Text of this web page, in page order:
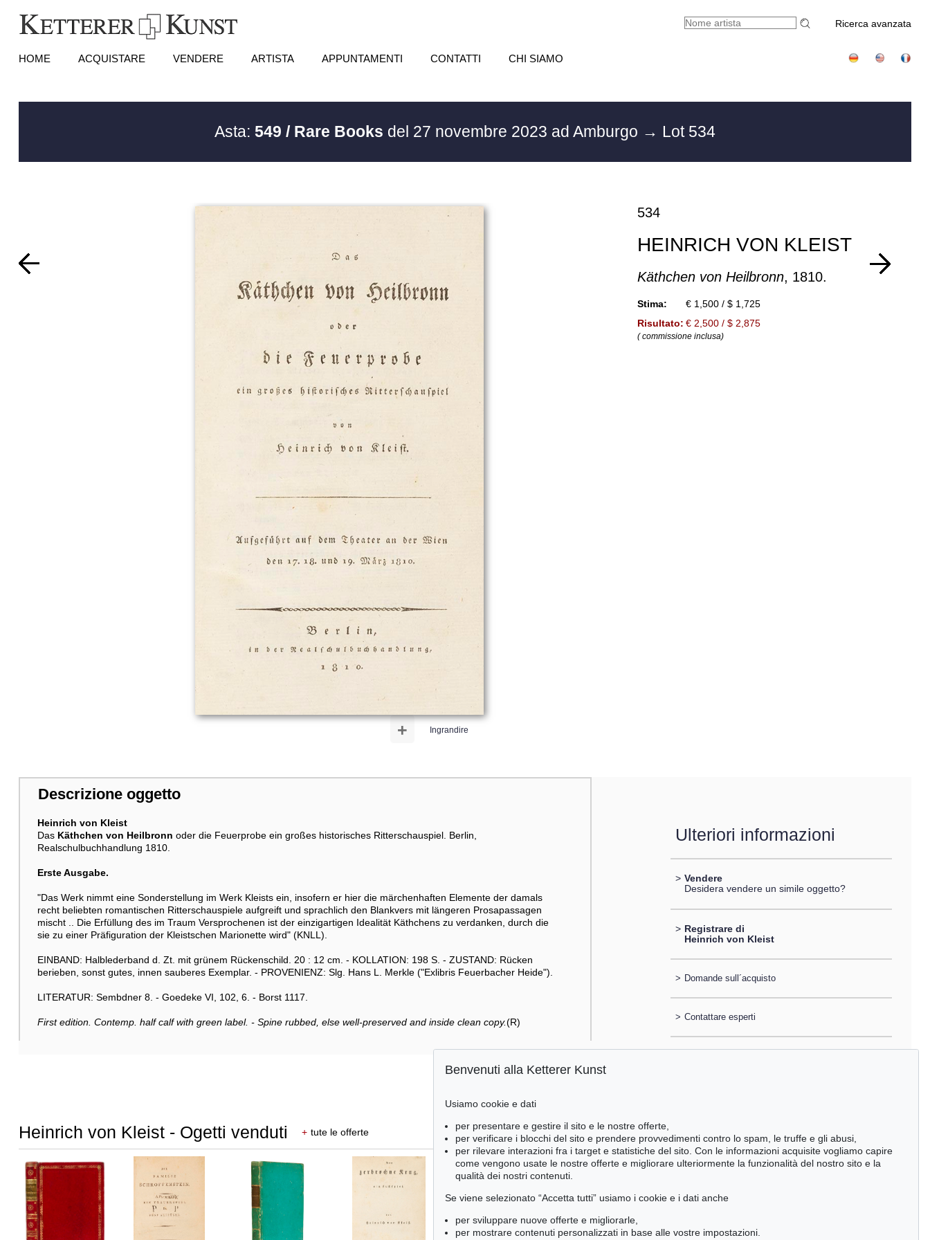
Ricerca avanzata
HOME ACQUISTARE VENDERE ARTISTA APPUNTAMENTI CONTATTI CHI SIAMO
Asta: 549 / Rare Books del 27 novembre 2023 ad Amburgo → Lot 534
Ingrandire
+
534
HEINRICH VON KLEIST
Käthchen von Heilbronn, 1810.
Stima:
€ 1,500 / $ 1,725
Risultato: € 2,500 / $ 2,875
( commissione inclusa)
Descrizione oggetto
Heinrich von Kleist
Das Käthchen von Heilbronn oder die Feuerprobe ein großes historisches Ritterschauspiel. Berlin,
Realschulbuchhandlung 1810.
Erste Ausgabe.
"Das Werk nimmt eine Sonderstellung im Werk Kleists ein, insofern er hier die märchenhaften Elemente der damals
recht beliebten romantischen Ritterschauspiele aufgreift und sprachlich den Blankvers mit längeren Prosapassagen
mischt .. Die Erfüllung des im Traum Versprochenen ist der einzigartigen Idealität Käthchens zu verdanken, durch die
sie zu einer Präfiguration der Kleistschen Marionette wird" (KNLL).
EINBAND: Halblederband d. Zt. mit grünem Rückenschild. 20 : 12 cm. - KOLLATION: 198 S. - ZUSTAND: Rücken
berieben, sonst gutes, innen sauberes Exemplar. - PROVENIENZ: Slg. Hans L. Merkle ("Exlibris Feuerbacher Heide").
LITERATUR: Sembdner 8. - Goedeke VI, 102, 6. - Borst 1117.
First edition. Contemp. half calf with green label. - Spine rubbed, else well-preserved and inside clean copy.(R)
Ulteriori informazioni
> Vendere
Desidera vendere un simile oggetto?
> Registrare di
Heinrich von Kleist
> Domande sull´acquisto
> Contattare esperti
Heinrich von Kleist - Ogetti venduti + tute le offerte
Benvenuti alla Ketterer Kunst
Usiamo cookie e dati
per presentare e gestire il sito e le nostre offerte,
per verificare i blocchi del sito e prendere provvedimenti contro lo spam, le truffe e gli abusi,
per rilevare interazioni fra i target e statistiche del sito. Con le informazioni acquisite vogliamo capire
come vengono usate le nostre offerte e migliorare ulteriormente la funzionalità del nostro sito e la
qualità dei nostri contenuti.
Se viene selezionato “Accetta tutti” usiamo i cookie e i dati anche
per sviluppare nuove offerte e migliorarle,
per mostrare contenuti personalizzati in base alle vostre impostazioni.